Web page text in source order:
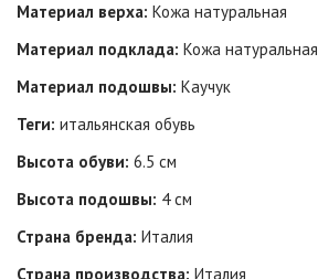
Материал верха: Кожа натуральная
Материал подклада: Кожа натуральная
Материал подошвы: Каучук
Теги: итальянская обувь
Высота обуви: 6.5 см
Высота подошвы: 4 см
Страна бренда: Италия
Страна производства: Италия